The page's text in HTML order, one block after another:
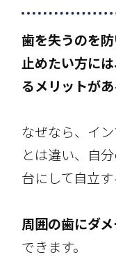
歯を失うのを
止めたい方に
るメリットが
なぜなら、イ
とは違い、自
台にして自立す
周囲の歯にダ
できます。